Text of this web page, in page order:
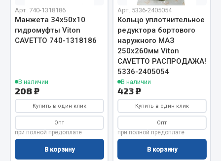
Блоки реле и предохранителей
Вилки нагрузочные
Выключатели и переключатели клавишные
Изолента
Показать ещё
Запчасти на полуприцепы
Арт. 740-1318186
Манжета 34х50х10
гидромуфты Viton
CAVETTO 740-1318186
В наличии
208 ₽
Купить в один клик
Опт
при полной предоплате
В корзину
Арт. 5336-2405054
Кольцо уплотнительное
редуктора бортового
наружного МАЗ
250х260мм Viton
CAVETTO РАСПРОДАЖА!
5336-2405054
В наличии
423 ₽
Купить в один клик
Опт
при полной предоплате
В корзину